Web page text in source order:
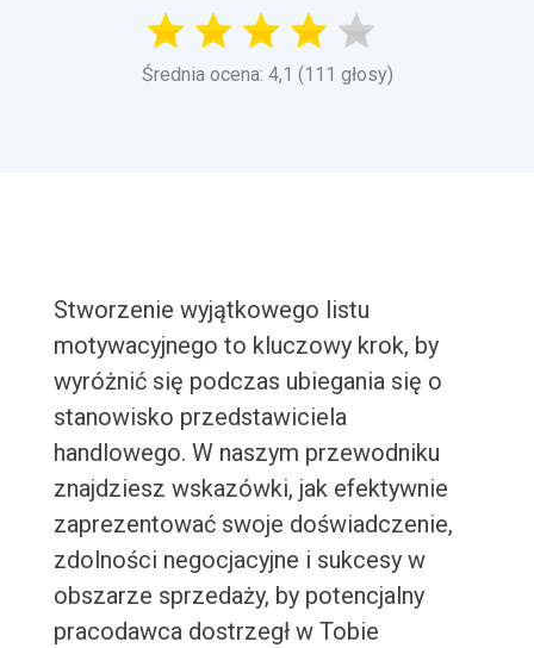
Średnia ocena: 4,1 (111 głosy)
Stworzenie wyjątkowego listu
motywacyjnego to kluczowy krok, by
wyróżnić się podczas ubiegania się o
stanowisko przedstawiciela
handlowego. W naszym przewodniku
znajdziesz wskazówki, jak efektywnie
zaprezentować swoje doświadczenie,
zdolności negocjacyjne i sukcesy w
obszarze sprzedaży, by potencjalny
pracodawca dostrzegł w Tobie